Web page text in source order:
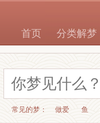
首页 分类解梦
常见的梦： 做爱 鱼